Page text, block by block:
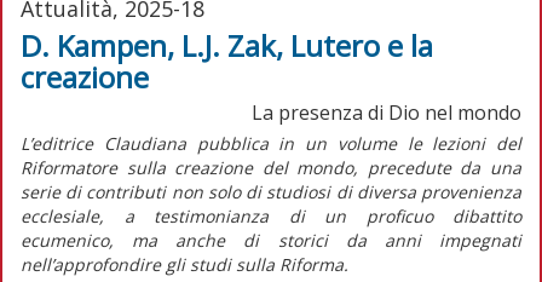
Attualità, 2025-18
D. Kampen, L.J. Zak, Lutero e la
creazione
La presenza di Dio nel mondo
L’editrice Claudiana pubblica in un volume le lezioni del
Riformatore sulla creazione del mondo, precedute da una
serie di contributi non solo di studiosi di diversa provenienza
ecclesiale, a testimonianza di un proficuo dibattito
ecumenico, ma anche di storici da anni impegnati
nell’approfondire gli studi sulla Riforma.